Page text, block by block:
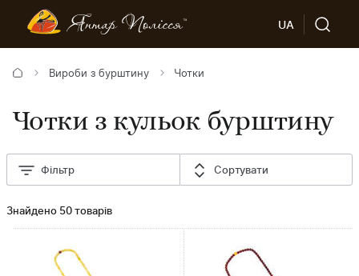
UA
Вироби з бурштину Чотки
Чотки з кульок бурштину
Фільтр Сортувати
Знайдено 50 товарів